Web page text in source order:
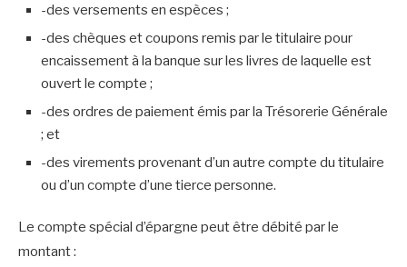
-des versements en espèces ;
-des chèques et coupons remis par le titulaire pour
encaissement à la banque sur les livres de laquelle est
ouvert le compte ;
-des ordres de paiement émis par la Trésorerie Générale
; et
-des virements provenant d’un autre compte du titulaire
ou d’un compte d’une tierce personne.
Le compte spécial d’épargne peut être débité par le
montant :